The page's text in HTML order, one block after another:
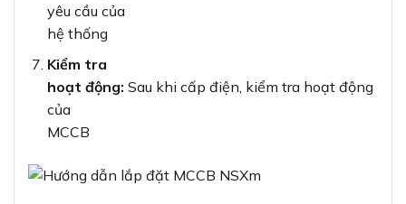
yêu cầu của
hệ thống
Kiểm tra
hoạt động: Sau khi cấp điện, kiểm tra hoạt động
của
MCCB